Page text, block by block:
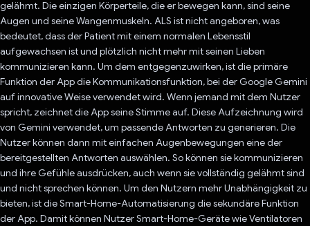
gelähmt. Die einzigen Körperteile, die er bewegen kann, sind seine
Augen und seine Wangenmuskeln. ALS ist nicht angeboren, was
bedeutet, dass der Patient mit einem normalen Lebensstil
aufgewachsen ist und plötzlich nicht mehr mit seinen Lieben
kommunizieren kann. Um dem entgegenzuwirken, ist die primäre
Funktion der App die Kommunikationsfunktion, bei der Google Gemini
auf innovative Weise verwendet wird. Wenn jemand mit dem Nutzer
spricht, zeichnet die App seine Stimme auf. Diese Aufzeichnung wird
von Gemini verwendet, um passende Antworten zu generieren. Die
Nutzer können dann mit einfachen Augenbewegungen eine der
bereitgestellten Antworten auswählen. So können sie kommunizieren
und ihre Gefühle ausdrücken, auch wenn sie vollständig gelähmt sind
und nicht sprechen können. Um den Nutzern mehr Unabhängigkeit zu
bieten, ist die Smart-Home-Automatisierung die sekundäre Funktion
der App. Damit können Nutzer Smart-Home-Geräte wie Ventilatoren